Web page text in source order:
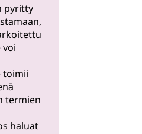
pyritty
voi
toimii
termien
haluat